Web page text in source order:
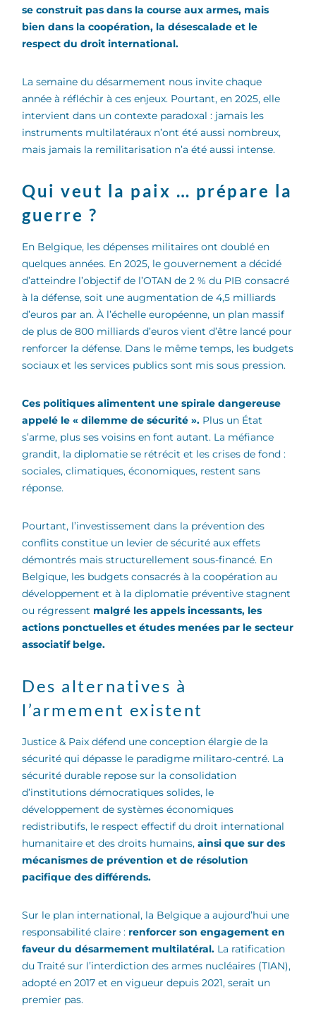
se construit pas dans la course aux armes, mais
bien dans la coopération, la désescalade et le
respect du droit international.
La semaine du désarmement nous invite chaque
année à réfléchir à ces enjeux. Pourtant, en 2025, elle
intervient dans un contexte paradoxal : jamais les
instruments multilatéraux n’ont été aussi nombreux,
mais jamais la remilitarisation n’a été aussi intense.
Qui veut la paix … prépare la
guerre ?
En Belgique, les dépenses militaires ont doublé en
quelques années. En 2025, le gouvernement a décidé
d’atteindre l’objectif de l’OTAN de 2 % du PIB consacré
à la défense, soit une augmentation de 4,5 milliards
d’euros par an. À l’échelle européenne, un plan massif
de plus de 800 milliards d’euros vient d’être lancé pour
renforcer la défense. Dans le même temps, les budgets
sociaux et les services publics sont mis sous pression.
Ces politiques alimentent une spirale dangereuse
appelé le « dilemme de sécurité ». Plus un État
s’arme, plus ses voisins en font autant. La méfiance
grandit, la diplomatie se rétrécit et les crises de fond :
sociales, climatiques, économiques, restent sans
réponse.
Pourtant, l’investissement dans la prévention des
conflits constitue un levier de sécurité aux effets
démontrés mais structurellement sous-financé. En
Belgique, les budgets consacrés à la coopération au
développement et à la diplomatie préventive stagnent
ou régressent malgré les appels incessants, les
actions ponctuelles et études menées par le secteur
associatif belge.
Des alternatives à
l’armement existent
Justice & Paix défend une conception élargie de la
sécurité qui dépasse le paradigme militaro-centré. La
sécurité durable repose sur la consolidation
d’institutions démocratiques solides, le
développement de systèmes économiques
redistributifs, le respect effectif du droit international
humanitaire et des droits humains,ainsi que sur des
mécanismes de prévention et de résolution
pacifique des différends.
Sur le plan international, la Belgique a aujourd’hui une
responsabilité claire : renforcer son engagement en
faveur du désarmement multilatéral. La ratification
du Traité sur l’interdiction des armes nucléaires (TIAN),
adopté en 2017 et en vigueur depuis 2021, serait un
premier pas.